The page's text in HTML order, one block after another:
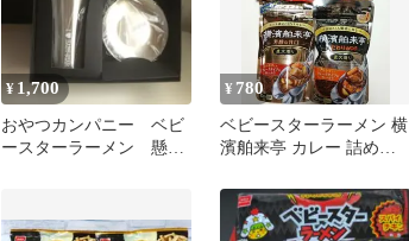
¥1,700
おやつカンパニー ベビ
ースターラーメン 懸賞
¥ 780
ベビースターラーメン 横
濱舶来亭 カレー 詰め合